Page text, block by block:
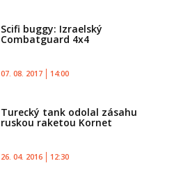
Scifi buggy: Izraelský
Combatguard 4x4
07. 08. 2017 14:00
Turecký tank odolal zásahu
ruskou raketou Kornet
26. 04. 2016 12:30